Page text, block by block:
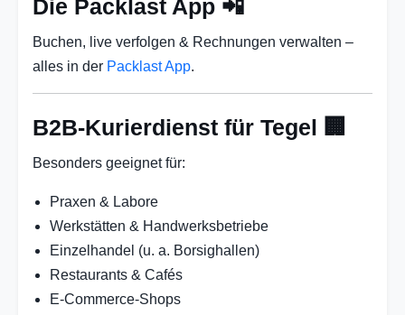
Die Packlast App 📲
Buchen, live verfolgen & Rechnungen verwalten –
alles in der Packlast App.
B2B-Kurierdienst für Tegel 🏢
Besonders geeignet für:
Praxen & Labore
Werkstätten & Handwerksbetriebe
Einzelhandel (u. a. Borsighallen)
Restaurants & Cafés
E-Commerce-Shops